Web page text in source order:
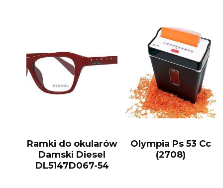
Ramki do okularów
Damski Diesel
DL5147D067-54
Olympia Ps 53 Cc
(2708)